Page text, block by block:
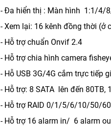
- Đa hiển thị : Màn hình 1:1/
- Xem lại: 16 kênh đồng thời (ở
- Hỗ trợ chuẩn Onvif 2.4
- Hỗ trợ chia hình camera
- Hỗ USB 3G/4G cắm trực tiếp
- Hỗ trợ: 8 SATA lên đến 80TB,
- Hỗ trợ RAID 0/1/5/6/10/50/60
- Hỗ trợ 16 alarm in/ 6 alarm